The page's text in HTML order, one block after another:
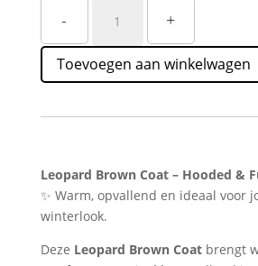
-
Leopard
Brown
Faux
Fur
Jas
Capuchon
–
Streetproof
Comfy
+
Toevoegen aan winkelwagen
Leopard Brown Coat – Hooded &
✨ Warm, opvallend en ideaal voor
winterlook.
Deze Leopard Brown Coatbrengt